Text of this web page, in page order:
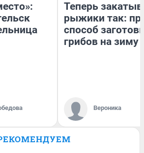
Теперь
рыжики так:
способ
грибов на зиму
Вероника